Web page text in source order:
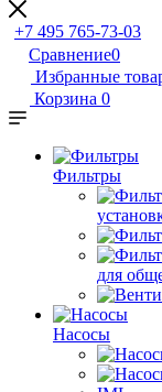
+7 495 765-73-03
Сравнение0
Избранные
Корзина 0
Фильтры
для
Насосы